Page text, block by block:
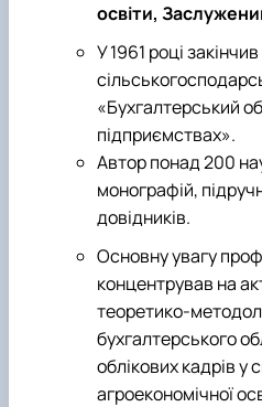
освіти,
У 1961 році
«Бухгалтерський
підприємствах».
Автор понад 200
монографій,
довідників.
Основну увагу
концентрував на
теоретико-
бухгалтерського
облікових кадрів у
агроекономічної